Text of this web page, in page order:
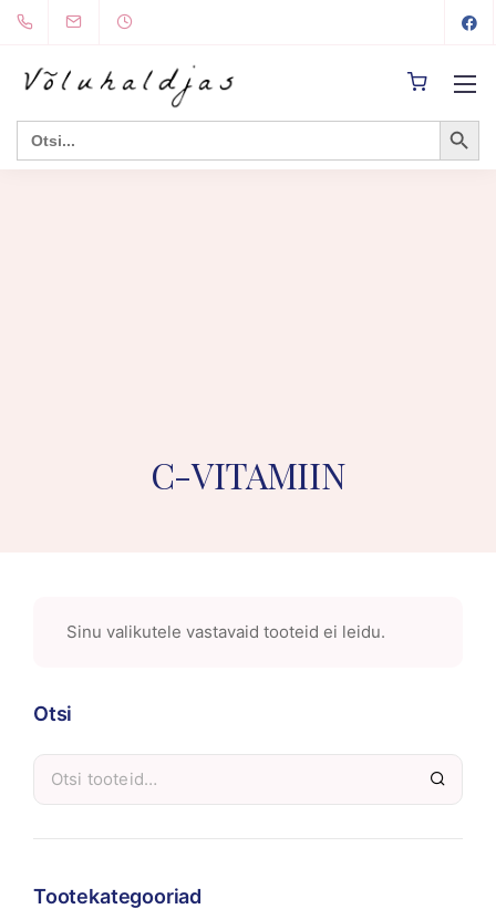
Search
for:
Search Button
C-VITAMIIN
Sinu valikutele vastavaid tooteid ei leidu.
Otsi
Tootekategooriad